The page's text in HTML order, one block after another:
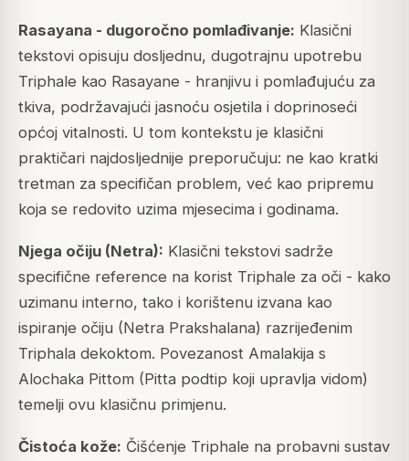
Rasayana - dugoročno pomlađivanje: Klasični
tekstovi opisuju dosljednu, dugotrajnu upotrebu
Triphale kao Rasayane - hranjivu i pomlađujuću za
tkiva, podržavajući jasnoću osjetila i doprinoseći
općoj vitalnosti. U tom kontekstu je klasični
praktičari najdosljednije preporučuju: ne kao kratki
tretman za specifičan problem, već kao pripremu
koja se redovito uzima mjesecima i godinama.
Njega očiju (Netra): Klasični tekstovi sadrže
specifične reference na korist Triphale za oči - kako
uzimanu interno, tako i korištenu izvana kao
ispiranje očiju (Netra Prakshalana) razrijeđenim
Triphala dekoktom. Povezanost Amalakija s
Alochaka Pittom (Pitta podtip koji upravlja vidom)
temelji ovu klasičnu primjenu.
Čistoća kože: Čišćenje Triphale na probavni sustav